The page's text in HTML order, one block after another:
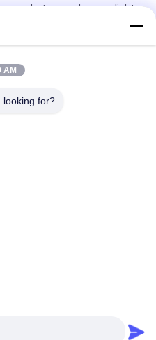
voor het verwerken van licht
hefboomlader voor 2000 kg
solide en duurzame
aan
AM
looking for?